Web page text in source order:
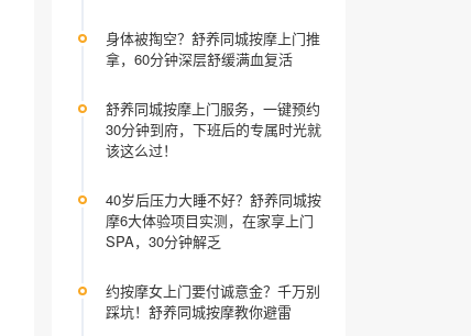
身体被掏空？舒养同城按摩上门推
拿，60分钟深层舒缓满血复活
舒养同城按摩上门服务，一键预约
30分钟到府，下班后的专属时光就
该这么过！
40岁后压力大睡不好？舒养同城按
摩6大体验项目实测，在家享上门
SPA，30分钟解乏
约按摩女上门要付诚意金？千万别
踩坑！舒养同城按摩教你避雷